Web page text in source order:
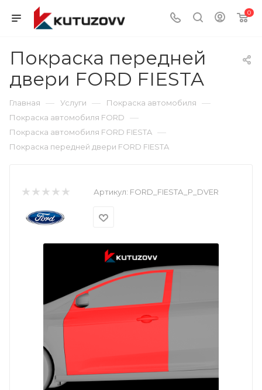
0
Покраска передней
двери FORD FIESTA
Главная — Услуги — Покраска автомобиля —
Покраска автомобиля FORD —
Покраска автомобиля FORD FIESTA —
Покраска передней двери FORD FIESTA
Артикул: FORD_FIESTA_P_DVER